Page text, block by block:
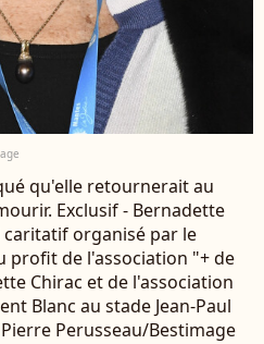
qu'elle retournerait au
Exclusif - Bernadette
organisé par le
profit de l'association "+ de
Chirac et de l'association
Blanc au stade Jean-Paul
Perusseau/Bestimage